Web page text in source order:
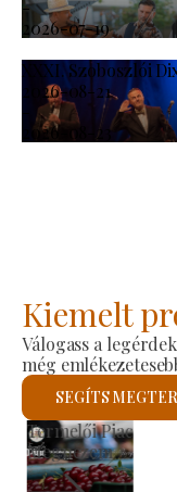
-
2026-07-19
XXXI. Szoboszlói
2026-08-21
-
2026-08-23
Kiemelt
Válogass a
még
SEGÍTS
Szent László
Megnézem